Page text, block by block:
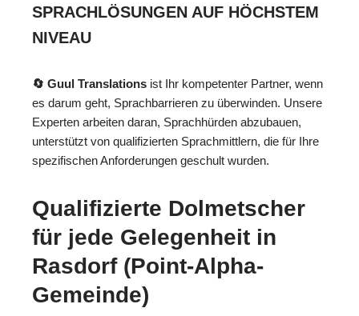
SPRACHLÖSUNGEN AUF HÖCHSTEM
NIVEAU
🔄 Guul Translations ist Ihr kompetenter Partner, wenn
es darum geht, Sprachbarrieren zu überwinden. Unsere
Experten arbeiten daran, Sprachhürden abzubauen,
unterstützt von qualifizierten Sprachmittlern, die für Ihre
spezifischen Anforderungen geschult wurden.
Qualifizierte Dolmetscher
für jede Gelegenheit in
Rasdorf (Point-Alpha-
Gemeinde)